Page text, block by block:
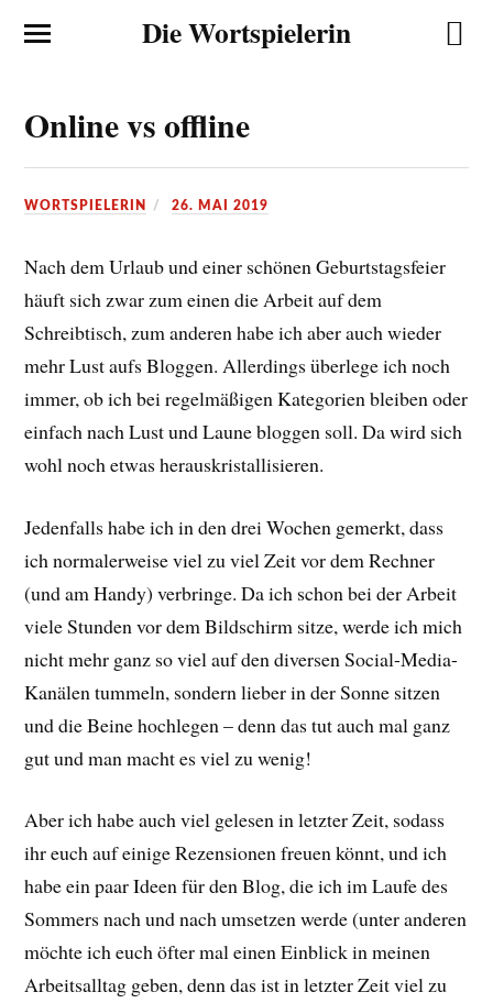
Die Wortspielerin
Online vs offline
WORTSPIELERIN 26. MAI 2019
Nach dem Urlaub und einer schönen Geburtstagsfeier
häuft sich zwar zum einen die Arbeit auf dem
Schreibtisch, zum anderen habe ich aber auch wieder
mehr Lust aufs Bloggen. Allerdings überlege ich noch
immer, ob ich bei regelmäßigen Kategorien bleiben oder
einfach nach Lust und Laune bloggen soll. Da wird sich
wohl noch etwas herauskristallisieren.
Jedenfalls habe ich in den drei Wochen gemerkt, dass
ich normalerweise viel zu viel Zeit vor dem Rechner
(und am Handy) verbringe. Da ich schon bei der Arbeit
viele Stunden vor dem Bildschirm sitze, werde ich mich
nicht mehr ganz so viel auf den diversen Social-Media-
Kanälen tummeln, sondern lieber in der Sonne sitzen
und die Beine hochlegen – denn das tut auch mal ganz
gut und man macht es viel zu wenig!
Aber ich habe auch viel gelesen in letzter Zeit, sodass
ihr euch auf einige Rezensionen freuen könnt, und ich
habe ein paar Ideen für den Blog, die ich im Laufe des
Sommers nach und nach umsetzen werde (unter anderen
möchte ich euch öfter mal einen Einblick in meinen
Arbeitsalltag geben, denn das ist in letzter Zeit viel zu